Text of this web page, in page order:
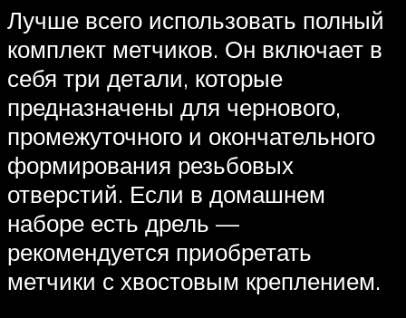
Лучше всего использовать полный
комплект метчиков. Он включает в
себя три детали, которые
предназначены для чернового,
промежуточного и окончательного
формирования резьбовых
отверстий. Если в домашнем
наборе есть дрель —
рекомендуется приобретать
метчики с хвостовым креплением.